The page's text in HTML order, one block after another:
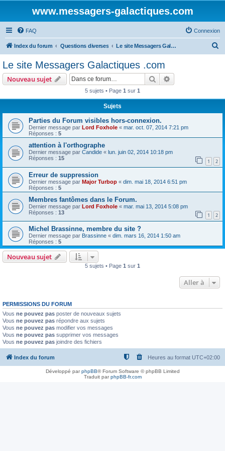
www.messagers-galactiques.com
FAQ Connexion
Index du forum Questions diverses Le site Messagers Galactiques .com
Le site Messagers Galactiques .com
Nouveau sujet Rechercher
5 sujets • Page 1 sur 1
Sujets
Parties du Forum visibles hors-connexion.
Dernier message par Lord Foxhole « mar. oct. 07, 2014 7:21 pm
Réponses : 5
attention à l'orthographe
Dernier message par Candide « lun. juin 02, 2014 10:18 pm
Réponses : 15 1 2
Erreur de suppression
Dernier message par Major Turbop « dim. mai 18, 2014 6:51 pm
Réponses : 5
Membres fantômes dans le Forum.
Dernier message par Lord Foxhole « mar. mai 13, 2014 5:08 pm
Réponses : 13 1 2
Michel Brassinne, membre du site ?
Dernier message par Brassinne « dim. mars 16, 2014 1:50 am
Réponses : 5
Nouveau sujet
5 sujets • Page 1 sur 1
Aller à
PERMISSIONS DU FORUM
Vous ne pouvez pas poster de nouveaux sujets
Vous ne pouvez pas répondre aux sujets
Vous ne pouvez pas modifier vos messages
Vous ne pouvez pas supprimer vos messages
Vous ne pouvez pas joindre des fichiers
Index du forum Heures au format UTC+02:00
Développé parphpBB® Forum Software © phpBB Limited
Traduit parphpBB-fr.com